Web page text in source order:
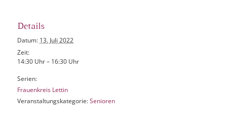
Details
Datum: 13. Juli 2022
Zeit:
14:30 Uhr – 16:30 Uhr
Serien:
Frauenkreis Lettin
Veranstaltungskategorie: Senioren